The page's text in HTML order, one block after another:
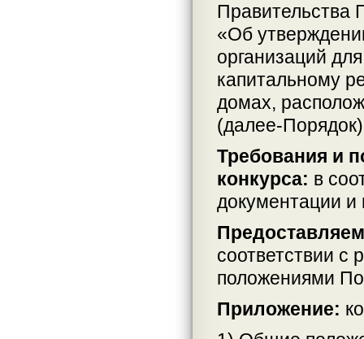
Правительства
«Об
организаций
капитальному
домах,
(далее-
Требования и
конкурса: в
документации
соответствии с
положениями
Приложение: